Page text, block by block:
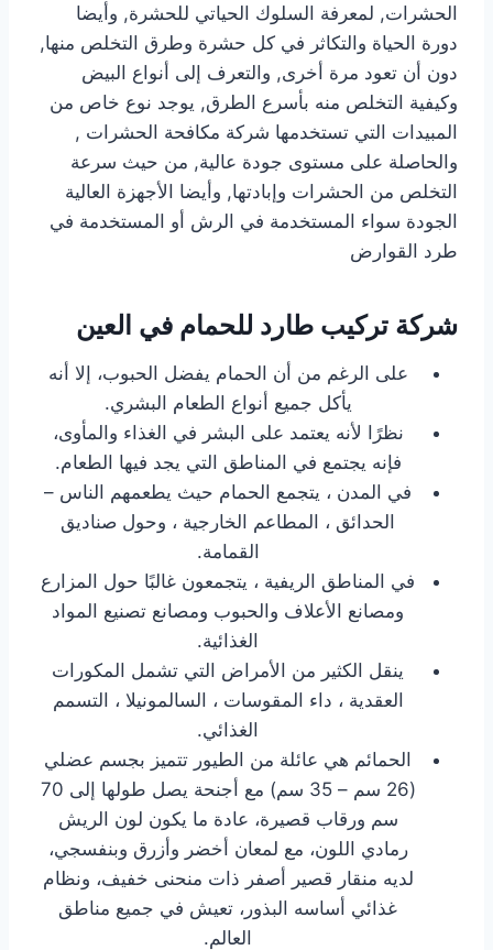
الحشرات, لمعرفة السلوك الحياتي للحشرة, وأيضا
دورة الحياة والتكاثر في كل حشرة وطرق التخلص منها,
دون أن تعود مرة أخرى, والتعرف إلى أنواع البيض
وكيفية التخلص منه بأسرع الطرق, يوجد نوع خاص من
المبيدات التي تستخدمها شركة مكافحة الحشرات ,
والحاصلة على مستوى جودة عالية, من حيث سرعة
التخلص من الحشرات وإبادتها, وأيضا الأجهزة العالية
الجودة سواء المستخدمة في الرش أو المستخدمة في
طرد القوارض
شركة تركيب طارد للحمام في العين
على الرغم من أن الحمام يفضل الحبوب، إلا أنه
يأكل جميع أنواع الطعام البشري.
نظرًا لأنه يعتمد على البشر في الغذاء والمأوى،
فإنه يجتمع في المناطق التي يجد فيها الطعام.
في المدن ، يتجمع الحمام حيث يطعمهم الناس –
الحدائق ، المطاعم الخارجية ، وحول صناديق
القمامة.
في المناطق الريفية ، يتجمعون غالبًا حول المزارع
ومصانع الأعلاف والحبوب ومصانع تصنيع المواد
الغذائية.
ينقل الكثير من الأمراض التي تشمل المكورات
العقدية ، داء المقوسات ، السالمونيلا ، التسمم
الغذائي.
الحمائم هي عائلة من الطيور تتميز بجسم عضلي
(26 سم – 35 سم) مع أجنحة يصل طولها إلى 70
سم ورقاب قصيرة، عادة ما يكون لون الريش
رمادي اللون، مع لمعان أخضر وأزرق وبنفسجي،
لديه منقار قصير أصفر ذات منحنى خفيف، ونظام
غذائي أساسه البذور، تعيش في جميع مناطق
العالم.